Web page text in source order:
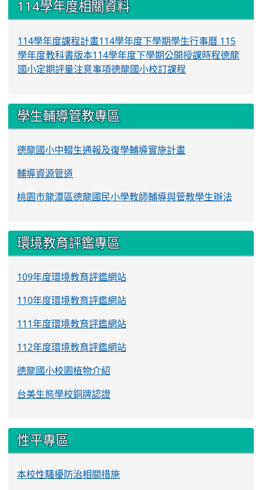
114學年度相關資料
114學年度課程計畫114學年度下學期學生行事曆 115
學年度教科書版本114學年度下學期公開授課時程德龍
國小定期評量注意事項德龍國小校訂課程
學生輔導管教專區
德龍國小中輟生通報及復學輔導實施計畫
輔導資源管道
桃園市龍潭區德龍國民小學教師輔導與管教學生辦法
環境教育評鑑專區
109年度環境教育評鑑網站
110年度環境教育評鑑網站
111年度環境教育評鑑網站
112年度環境教育評鑑網站
德龍國小校園植物介紹
台美生態學校銅牌認證
性平專區
本校性騷擾防治相關措施